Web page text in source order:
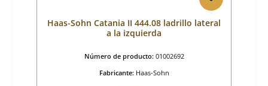
Haas-Sohn Catania II 444.08 ladrillo lateral
a la izquierda
Número de producto: 01002692
Fabricante: Haas-Sohn